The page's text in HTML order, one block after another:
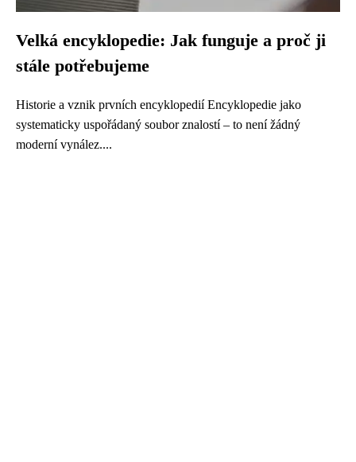
Velká encyklopedie: Jak funguje a proč ji
stále potřebujeme
Historie a vznik prvních encyklopedií Encyklopedie jako
systematicky uspořádaný soubor znalostí – to není žádný
moderní vynález....